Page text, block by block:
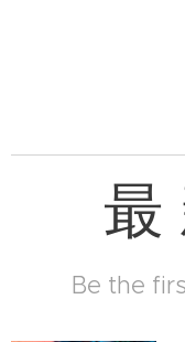
最
Be the